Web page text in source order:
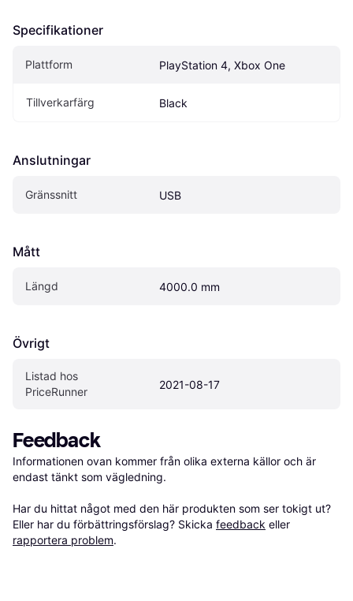
Specifikationer
Plattform PlayStation 4, Xbox One
Tillverkarfärg Black
Anslutningar
Gränssnitt USB
Mått
Längd 4000.0 mm
Övrigt
Listad hos
PriceRunner
2021-08-17
Feedback
Informationen ovan kommer från olika externa källor och är
endast tänkt som vägledning.
Har du hittat något med den här produkten som ser tokigt ut?
Eller har du förbättringsförslag? Skicka feedback eller
rapportera problem.